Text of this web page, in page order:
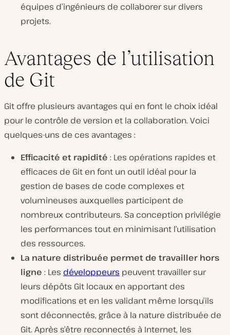
équipes d’ingénieurs de collaborer sur divers
projets.
Avantages de l’utilisation
de Git
Git offre plusieurs avantages qui en font le choix idéal
pour le contrôle de version et la collaboration. Voici
quelques-uns de ces avantages :
Efficacité et rapidité : Les opérations rapides et
efficaces de Git en font un outil idéal pour la
gestion de bases de code complexes et
volumineuses auxquelles participent de
nombreux contributeurs. Sa conception privilégie
les performances tout en minimisant l’utilisation
des ressources.
La nature distribuée permet de travailler hors
ligne : Les développeurs peuvent travailler sur
leurs dépôts Git locaux en apportant des
modifications et en les validant même lorsqu’ils
sont déconnectés, grâce à la nature distribuée de
Git. Après s’être reconnectés à Internet, les